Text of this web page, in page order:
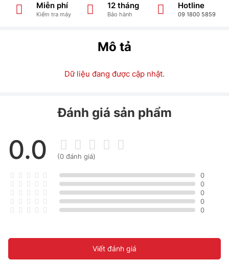
Miễn phí
Kiểm tra máy
12 tháng
Bảo hành
Hotline
09 1800 5859
Mô tả
Dữ liệu đang được cập nhật.
Đánh giá sản phẩm
0.0 (0 đánh giá)
0
0
0
0
0
Viết đánh giá